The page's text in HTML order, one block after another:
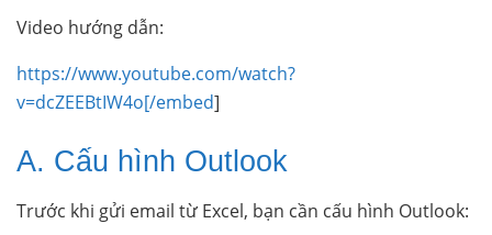
Video hướng dẫn:
https://www.youtube.com/watch?
v=dcZEEBtIW4o[/embed]
A. Cấu hình Outlook
Trước khi gửi email từ Excel, bạn cần cấu hình Outlook: